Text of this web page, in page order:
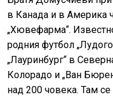
в Канада и в Америка
„Хювефарма“.
родния футбол
„Лауринбург“ в
Колорадо и „Ван
над 200 човека. Там